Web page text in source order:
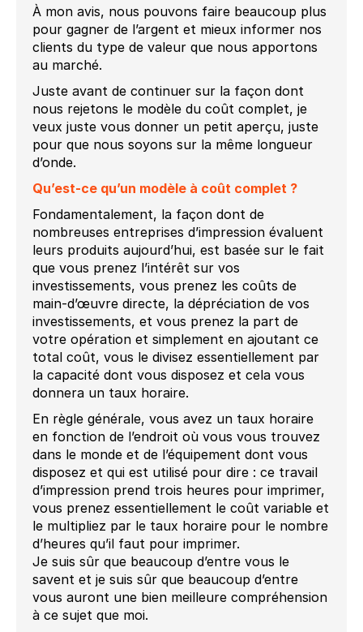
À mon avis, nous pouvons faire beaucoup plus
pour gagner de l’argent et mieux informer nos
clients du type de valeur que nous apportons
au marché.
Juste avant de continuer sur la façon dont
nous rejetons le modèle du coût complet, je
veux juste vous donner un petit aperçu, juste
pour que nous soyons sur la même longueur
d’onde.
Qu’est-ce qu’un modèle à coût complet ?
Fondamentalement, la façon dont de
nombreuses entreprises d’impression évaluent
leurs produits aujourd’hui, est basée sur le fait
que vous prenez l’intérêt sur vos
investissements, vous prenez les coûts de
main-d’œuvre directe, la dépréciation de vos
investissements, et vous prenez la part de
votre opération et simplement en ajoutant ce
total coût, vous le divisez essentiellement par
la capacité dont vous disposez et cela vous
donnera un taux horaire.
En règle générale, vous avez un taux horaire
en fonction de l’endroit où vous vous trouvez
dans le monde et de l’équipement dont vous
disposez et qui est utilisé pour dire : ce travail
d’impression prend trois heures pour imprimer,
vous prenez essentiellement le coût variable et
le multipliez par le taux horaire pour le nombre
d’heures qu’il faut pour imprimer.
Je suis sûr que beaucoup d’entre vous le
savent et je suis sûr que beaucoup d’entre
vous auront une bien meilleure compréhension
à ce sujet que moi.